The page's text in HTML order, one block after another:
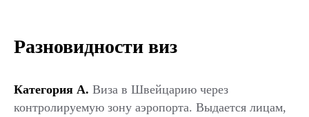
Разновидности виз
Категория А. Виза в Швейцарию через
контролируемую зону аэропорта. Выдается лицам,